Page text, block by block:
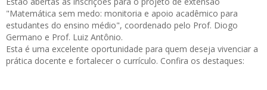
"Matemática sem medo: monitoria e apoio acadêmico para
estudantes do ensino médio", coordenado pelo Prof. Diogo
Germano e Prof. Luiz Antônio.
Esta é uma excelente oportunidade para quem deseja vivenciar a
prática docente e fortalecer o currículo. Confira os destaques: